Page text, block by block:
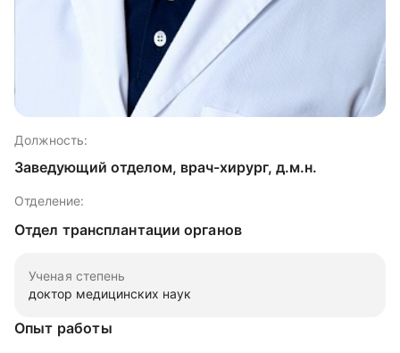
Должность:
Заведующий отделом, врач-хирург, д.м.н.
Отделение:
Отдел трансплантации органов
Ученая степень
доктор медицинских наук
Опыт работы